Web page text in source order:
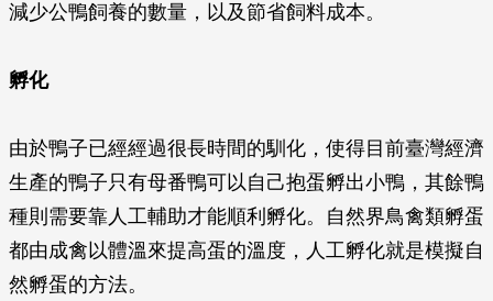
減少公鴨飼養的數量，以及節省飼料成本。
孵化
由於鴨子已經經過很長時間的馴化，使得目前臺灣經濟
生產的鴨子只有母番鴨可以自己抱蛋孵出小鴨，其餘鴨
種則需要靠人工輔助才能順利孵化。自然界鳥禽類孵蛋
都由成禽以體溫來提高蛋的溫度，人工孵化就是模擬自
然孵蛋的方法。